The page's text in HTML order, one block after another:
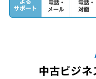
中古ビジ